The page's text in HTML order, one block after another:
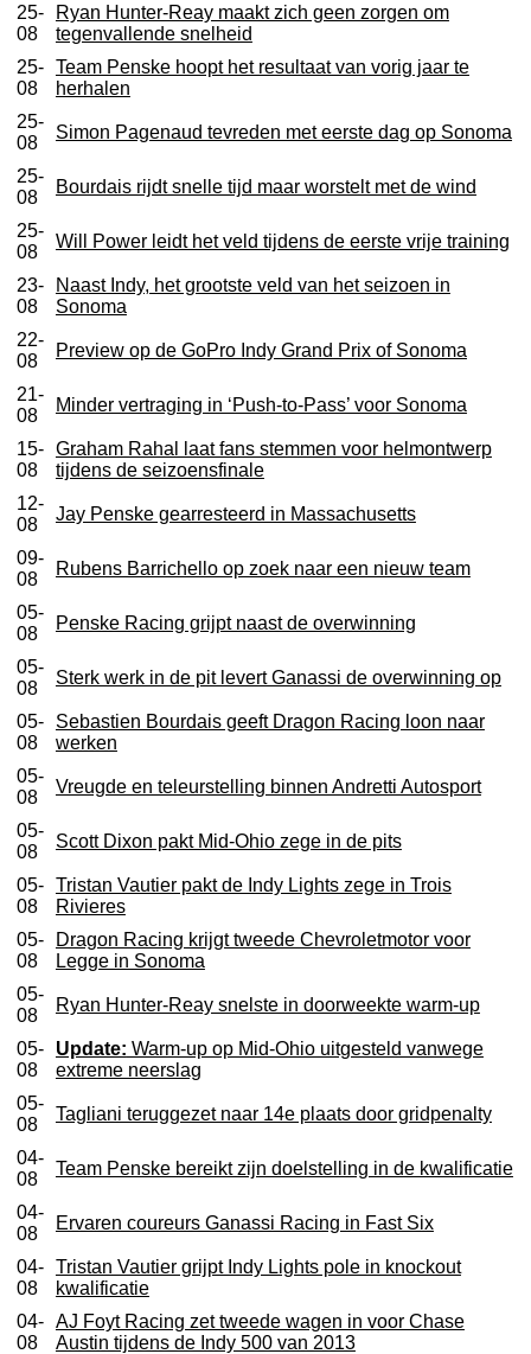
25-
08
Ryan Hunter-Reay maakt zich geen zorgen om
tegenvallende snelheid
25-
08
Team Penske hoopt het resultaat van vorig jaar te
herhalen
25-
08
Simon Pagenaud tevreden met eerste dag op Sonoma
25-
08
Bourdais rijdt snelle tijd maar worstelt met de wind
25-
08
Will Power leidt het veld tijdens de eerste vrije training
23-
08
Naast Indy, het grootste veld van het seizoen in
Sonoma
22-
08
Preview op de GoPro Indy Grand Prix of Sonoma
21-
08
Minder vertraging in ‘Push-to-Pass’ voor Sonoma
15-
08
Graham Rahal laat fans stemmen voor helmontwerp
tijdens de seizoensfinale
12-
08
Jay Penske gearresteerd in Massachusetts
09-
08
Rubens Barrichello op zoek naar een nieuw team
05-
08
Penske Racing grijpt naast de overwinning
05-
08
Sterk werk in de pit levert Ganassi de overwinning op
05-
08
Sebastien Bourdais geeft Dragon Racing loon naar
werken
05-
08
Vreugde en teleurstelling binnen Andretti Autosport
05-
08
Scott Dixon pakt Mid-Ohio zege in de pits
05-
08
Tristan Vautier pakt de Indy Lights zege in Trois
Rivieres
05-
08
Dragon Racing krijgt tweede Chevroletmotor voor
Legge in Sonoma
05-
08
Ryan Hunter-Reay snelste in doorweekte warm-up
05-
08
Update: Warm-up op Mid-Ohio uitgesteld vanwege
extreme neerslag
05-
08
Tagliani teruggezet naar 14e plaats door gridpenalty
04-
08
Team Penske bereikt zijn doelstelling in de kwalificatie
04-
08
Ervaren coureurs Ganassi Racing in Fast Six
04-
08
Tristan Vautier grijpt Indy Lights pole in knockout
kwalificatie
04-
08
AJ Foyt Racing zet tweede wagen in voor Chase
Austin tijdens de Indy 500 van 2013